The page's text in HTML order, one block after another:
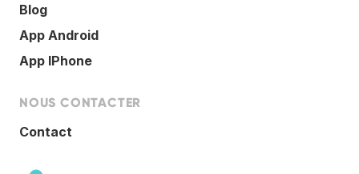
Blog
App Android
App IPhone
NOUS CONTACTER
Contact